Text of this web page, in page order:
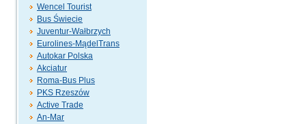
Wencel Tourist
Bus Świecie
Juventur-Wałbrzych
Eurolines-MądelTrans
Autokar Polska
Akciatur
Roma-Bus Plus
PKS Rzeszów
Active Trade
An-Mar